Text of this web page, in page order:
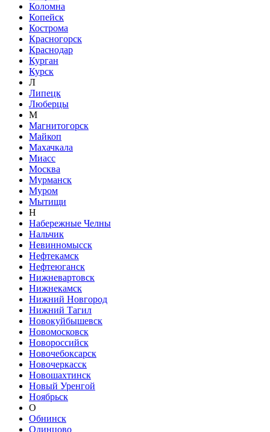
Коломна
Копейск
Кострома
Красногорск
Краснодар
Курган
Курск
Л
Липецк
Люберцы
М
Магнитогорск
Майкоп
Махачкала
Миасс
Москва
Мурманск
Муром
Мытищи
Н
Набережные Челны
Нальчик
Невинномысск
Нефтекамск
Нефтеюганск
Нижневартовск
Нижнекамск
Нижний Новгород
Нижний Тагил
Новокуйбышевск
Новомосковск
Новороссийск
Новочебоксарск
Новочеркасск
Новошахтинск
Новый Уренгой
Ноябрьск
О
Обнинск
Одинцово